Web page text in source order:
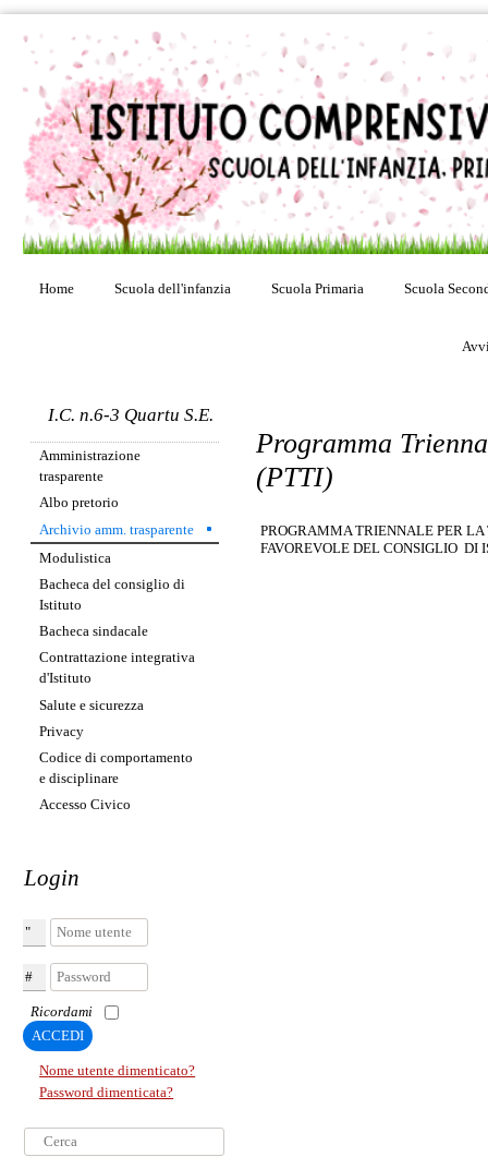
Home Scuola dell'infanzia Scuola Primaria Scuola
I.C. n.6-3 Quartu S.E.
Amministrazione
trasparente
Albo pretorio
Archivio amm. trasparente
Modulistica
Bacheca del consiglio di
Istituto
Bacheca sindacale
Contrattazione integrativa
d'Istituto
Salute e sicurezza
Privacy
Codice di comportamento
e disciplinare
Accesso Civico
Login
Nome utente
Password
Ricordami
ACCEDI
Nome utente dimenticato?
Password dimenticata?
Cerca...
Programma
(PTTI)
PROGRAMMA TRIENNALE PER LA
FAVOREVOLE DEL CONSIGLIO DI